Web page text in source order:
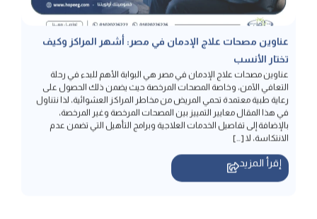
تختار الأنسب
عناوين مصحات علاج الإدمان في مصر هي البوابة الأهم للبدء في رحلة
التعافي الآمن، وخاصة المصحات المرخصة حيث يضمن ذلك الحصول على
رعاية طبية معتمدة تحمي المريض من مخاطر المراكز العشوائية، لذا نتناول
في هذا المقال معايير التمييز بين المصحات المرخصة وغير المرخصة،
بالإضافة إلى تفاصيل الخدمات العلاجية وبرامج التأهيل التي تضمن عدم
الانتكاسة، لا […]
إقرأ المزيد